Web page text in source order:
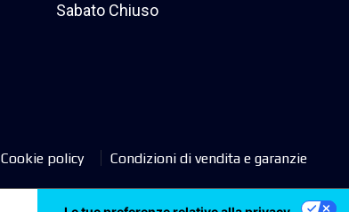
Sabato Chiuso
Cookie policy Condizioni di vendita e garanzie